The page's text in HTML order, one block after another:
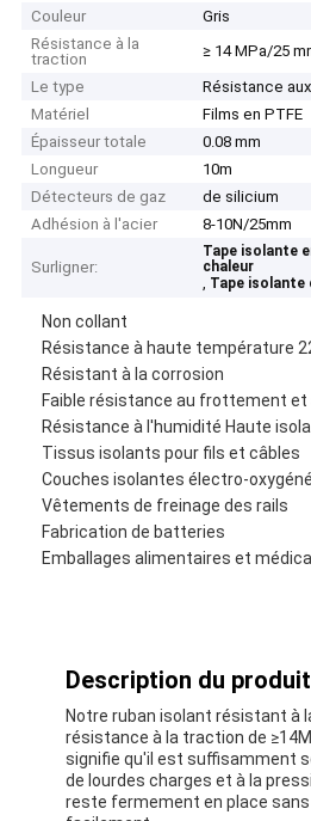
Couleur
Gris
Résistance à la
traction
≥ 14 MPa/25
Le type
Résistance
Matériel
Films en PTFE
Épaisseur totale
0.08 mm
Longueur
10m
Détecteurs de gaz
de silicium
Adhésion à l'acier
8-10N/25mm
Surligner:
Tape isolante
chaleur
, Tape isolante
Non collant
Résistance à haute température
Résistant à la corrosion
Faible résistance au frottement et
Résistance à l'humidité Haute
Tissus isolants pour fils et câbles
Couches isolantes électro-
Vêtements de freinage des rails
Fabrication de batteries
Emballages alimentaires et
Description du
Notre ruban isolant résistant à
résistance à la traction de
signifie qu'il est suffisamment
de lourdes charges et à la
reste fermement en place